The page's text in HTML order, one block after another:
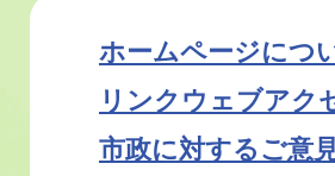
ホームページにつ
リンク ウェブアク
市政に対するご意